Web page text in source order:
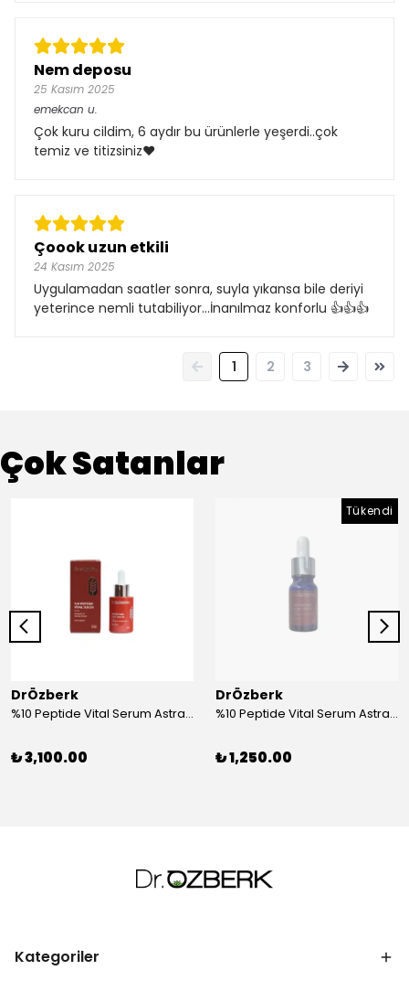
Nem deposu
25 Kasım 2025
emekcan u.
Çok kuru cildim, 6 aydır bu ürünlerle yeşerdi..çok
temiz ve titizsiniz❤️
Çoook uzun etkili
24 Kasım 2025
Uygulamadan saatler sonra, suyla yıkansa bile deriyi
yeterince nemli tutabiliyor...İnanılmaz konforlu 👍👍👍
1 2 3
Çok Satanlar
DrÖzberk
%10 Peptide Vital Serum Astragalus & Ginseng Extract 30 mL
₺ 3,100.00
Tükendi
DrÖzberk
%10 Peptide Vital Serum Astragalus & Ginseng Extract 10 mL
₺ 1,250.00
Kategoriler